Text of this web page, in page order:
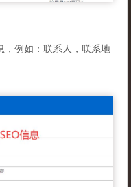
，例如：联系人，联系地